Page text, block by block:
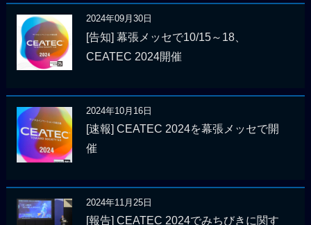
2024年09月30日
[告知] 幕張メッセで10/15～18、
CEATEC 2024開催
2024年10月16日
[速報] CEATEC 2024を幕張メッセで開
催
2024年11月25日
[報告] CEATEC 2024でみちびきに関す